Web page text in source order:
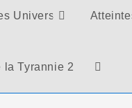
Univers
la Tyrannie 2